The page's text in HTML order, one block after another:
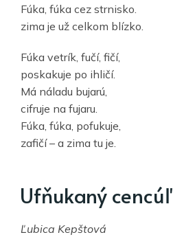
Fúka, fúka cez strnisko.
zima je už celkom blízko.
Fúka vetrík, fučí, fičí,
poskakuje po ihličí.
Má náladu bujarú,
cifruje na fujaru.
Fúka, fúka, pofukuje,
zafičí – a zima tu je.
Ufňukaný cencúľ
Ľubica Kepštová